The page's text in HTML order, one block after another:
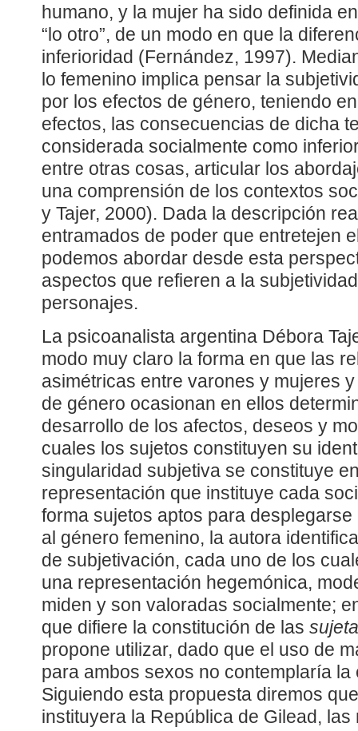
humano, y la mujer ha sido definida
“lo otro”, de un modo en que la
inferioridad (Fernández, 1997).
lo femenino implica pensar la
por los efectos de género, teniendo
efectos, las consecuencias de dicha
considerada socialmente como
entre otras cosas, articular los
una comprensión de los contextos
y Tajer, 2000). Dada la descripción
entramados de poder que entretejen
podemos abordar desde esta
aspectos que refieren a la
personajes.
La psicoanalista argentina Débora
modo muy claro la forma en que las
asimétricas entre varones y mujeres
de género ocasionan en ellos
desarrollo de los afectos, deseos y
cuales los sujetos constituyen su
singularidad subjetiva se constituye
representación que instituye cada
forma sujetos aptos para
al género femenino, la autora
de subjetivación, cada uno de los
una representación hegemónica,
miden y son valoradas socialmente;
que difiere la constitución de las
propone utilizar, dado que el uso de
para ambos sexos no contemplaría
Siguiendo esta propuesta diremos
instituyera la República de Gilead, las